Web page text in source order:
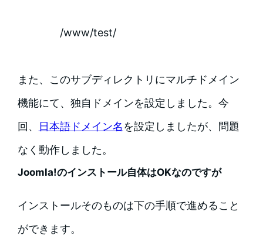
/www/test/
また、このサブディレクトリにマルチドメイン
機能にて、独自ドメインを設定しました。今
回、
日本語ドメイン名 を設定しましたが、問題
なく動作しました。
Joomla!のインストール自体はOKなのですが
インストールそのものは下の手順で進めること
ができます。